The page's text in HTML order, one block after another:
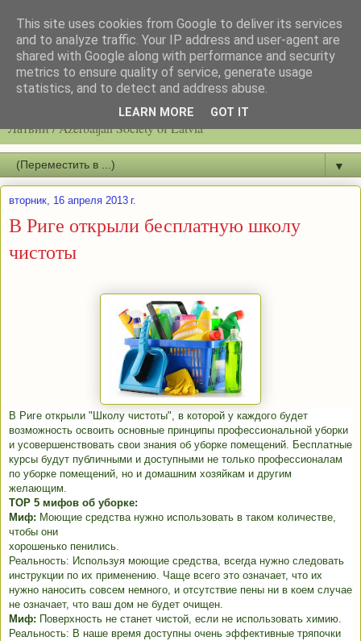
Latvijas azerbaidžāņu biedrību / Общество азербайджанцев
Латвии / Azerbaijan Society of Latvia
▼
вторник, 16 апреля 2013 г.
В Риге открыли бесплатную школу
чистоты
В Риге открыли "Школу чистоты", в которой у каждого будет
возможность освоить основные принципы профессиональной уборки
и усовершенствовать свои знания об уборке помещений. Бесплатные
курсы будут публичными и доступными не только профессионалам
по уборке помещений, но и домашним хозяйкам и другим
желающим.
TOP 5 мифов об уборке:
Миф: Моющие средства нужно использовать в таком количестве,
чтобы они
хорошенько пенились.
Реальность: Используя моющие средства, всегда нужно следовать
инструкции по их применению. Чаще всего это означает, что их
нужно наносить совсем немного, и отсутствие пены ни в коем случае
не означает, что ваш дом не будет очищен.
Миф: Поверхность не станет чистой, если не использовать химию.
Реальность: В наше время доступны очень эффективные тряпочки
This site uses cookies from Google to deliver its services
and to analyze traffic. Your IP address and user-agent are
shared with Google along with performance and security
metrics to ensure quality of service, generate usage
statistics, and to detect and address abuse.
LEARN MORE GOT IT